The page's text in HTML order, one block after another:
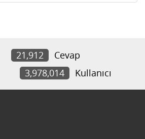
21,912
Cevap
3,978,014 Kullanıcı